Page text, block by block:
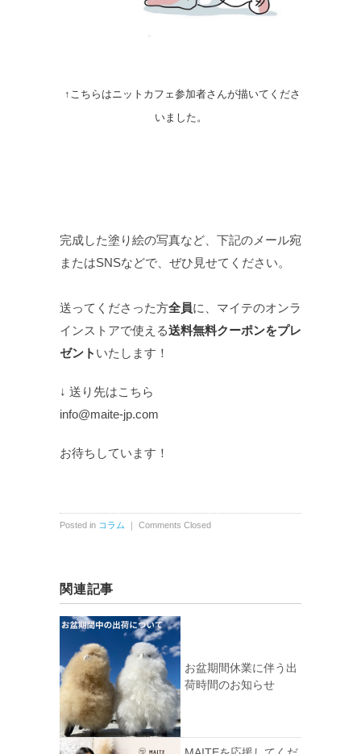
↑こちらはニットカフェ参加者さんが描いてくださ
いました。
完成した塗り絵の写真など、下記のメール宛
またはSNSなどで、ぜひ見せてください。
送ってくださった方全員に、マイテのオンラ
インストアで使える送料無料クーポンをプレ
ゼント いたします！
↓ 送り先はこちら
info@maite-jp.com
お待ちしています！
Posted in コラム ｜ Comments Closed
関連記事
お盆期間休業に伴う出
荷時間のお知らせ